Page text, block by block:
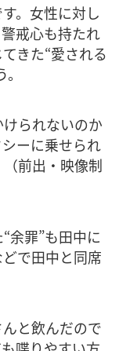
。女性に対し
戒心も持たれ
きた“愛される
られないのか
ーに乗せられ
前出・映像制
余罪”も田中に
で田中と同席
と飲んだので